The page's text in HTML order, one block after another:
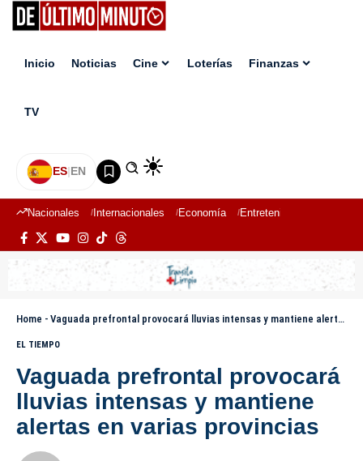
Inicio Noticias Cine Loterías Finanzas
TV
ES|EN
Nacionales Internacionales Economía Entretenimiento
Home - Vaguada prefrontal provocará lluvias intensas y mantiene alertas en varias provincias
EL TIEMPO
Vaguada prefrontal provocará
lluvias intensas y mantiene
alertas en varias provincias